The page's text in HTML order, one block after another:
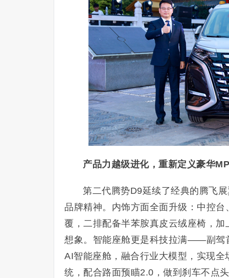
产品力越级进化，重新定义豪华
第二代腾势D9延续了经典的腾飞
品牌精神。内饰方面全面升级：中控
覆，二排配备半苯胺真皮云绒座椅，
想象。智能座舱更是科技拉满——副驾
AI智能座舱，融合行业大模型，实现
统，配合路面预瞄2.0，做到刹车不点